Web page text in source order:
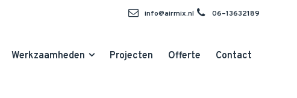
info@airmix.nl 06–13632189
Werkzaamheden Projecten Offerte Contact